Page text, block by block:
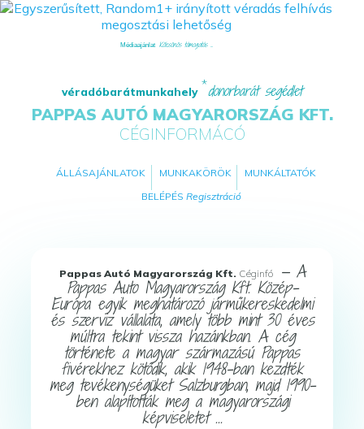
Médiaajánlat Kölcsönös támogatás ...
véradóbarátmunkahely donorbarát segédlet
PAPPAS AUTÓ MAGYARORSZÁG KFT.
CÉGINFORMÁCÓ
ÁLLÁSAJÁNLATOK MUNKAKÖRÖK
MUNKÁLTATÓK
BELÉPÉS Regisztráció
Pappas Autó Magyarország Kft. Céginfó— A
Pappas Auto Magyarország Kft. Közép-
Európa egyik meghatározó járműkereskedelmi
és szerviz vállalata, amely több mint 30 éves
múltra tekint vissza hazánkban. A cég
története a magyar származású Pappas
fivérekhez kötődik, akik 1948-ban kezdték
meg tevékenységüket Salzburgban, majd 1990-
ben alapították meg a magyarországi
képviseletet ...